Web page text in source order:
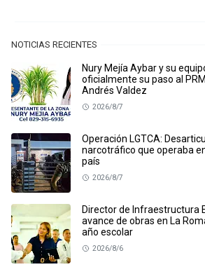
NOTICIAS RECIENTES
Nury Mejía Aybar y su
oficialmente su paso al
Andrés Valdez
2026/8/7
Operación LGTCA:
narcotráfico que operaba
país
2026/8/7
Director de Infraestructura
avance de obras en La
año escolar
2026/8/6